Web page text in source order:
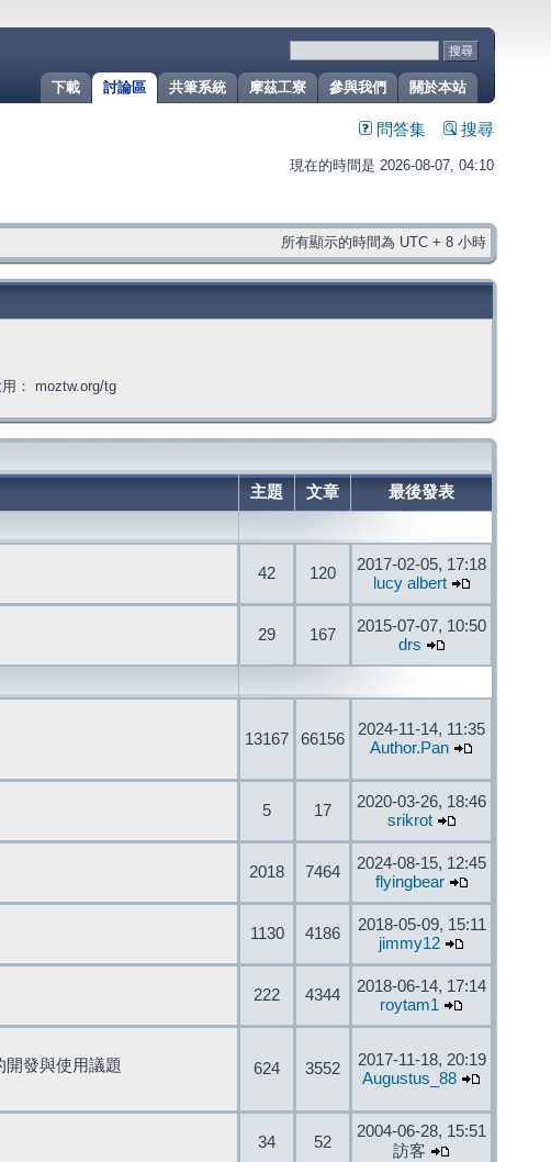
關於本站
參與我們
摩茲工寮
共筆系統
討論區
下載
問答集 搜尋
現在的時間是 2026-08-07, 04:10
所有顯示的時間為 UTC + 8 小時
： moztw.org/tg
主題 文章
最後發表
42 120
2017-02-05, 17:18
lucy albert
29 167
2015-07-07, 10:50
drs
13167 66156
2024-11-14, 11:35
Author.Pan
5 17
2020-03-26, 18:46
srikrot
2018 7464
2024-08-15, 12:45
flyingbear
1130 4186
2018-05-09, 15:11
jimmy12
222 4344
2018-06-14, 17:14
roytam1
開發與使用議題
624 3552
2017-11-18, 20:19
Augustus_88
34 52
2004-06-28, 15:51
訪客